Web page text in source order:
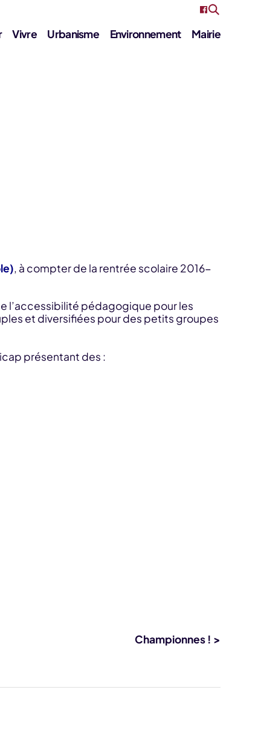
Vivre Urbanisme Environnement Mairie
, à compter de la rentrée scolaire 2016-
l’accessibilité pédagogique pour les
et diversifiées pour des petits groupes
présentant des :
Championnes ! >